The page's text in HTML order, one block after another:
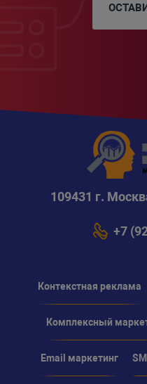
109431 г.
+7
Контекстная реклама
Комплексный
Email маркетинг